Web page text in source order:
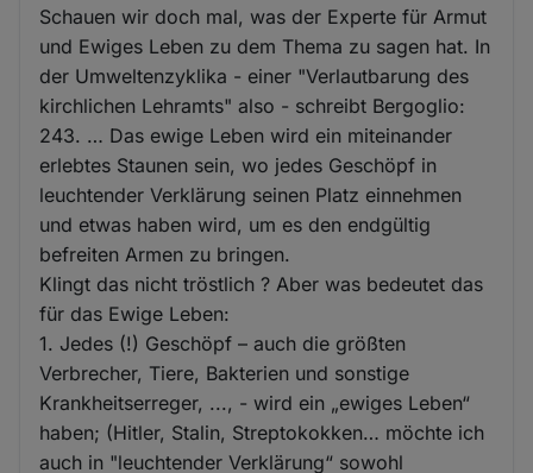
Schauen wir doch mal, was der Experte für Armut
und Ewiges Leben zu dem Thema zu sagen hat. In
der Umweltenzyklika - einer "Verlautbarung des
kirchlichen Lehramts" also - schreibt Bergoglio:
243. … Das ewige Leben wird ein miteinander
erlebtes Staunen sein, wo jedes Geschöpf in
leuchtender Verklärung seinen Platz einnehmen
und etwas haben wird, um es den endgültig
befreiten Armen zu bringen.
Klingt das nicht tröstlich ? Aber was bedeutet das
für das Ewige Leben:
1. Jedes (!) Geschöpf – auch die größten
Verbrecher, Tiere, Bakterien und sonstige
Krankheitserreger, ..., - wird ein „ewiges Leben“
haben; (Hitler, Stalin, Streptokokken… möchte ich
auch in "leuchtender Verklärung“ sowohl